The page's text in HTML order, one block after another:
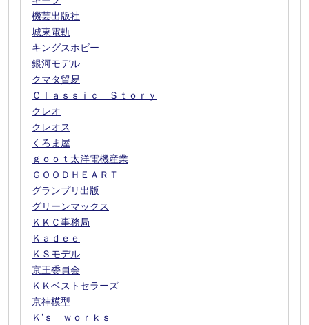
機芸出版社
城東電軌
キングスホビー
銀河モデル
クマタ貿易
Ｃｌａｓｓｉｃ Ｓｔｏｒｙ
クレオ
クレオス
くろま屋
ｇｏｏｔ太洋電機産業
ＧＯＯＤＨＥＡＲＴ
グランプリ出版
グリーンマックス
ＫＫＣ事務局
Ｋａｄｅｅ
ＫＳモデル
京王委員会
ＫＫベストセラーズ
京神模型
Ｋ’ｓ ｗｏｒｋｓ